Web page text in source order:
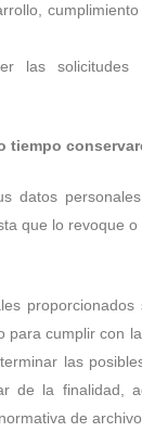
las
tiempo
datos
que lo revoque
para cumplir con
las
de la finalidad,
de